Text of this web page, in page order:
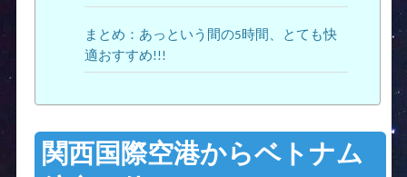
まとめ：あっという間の5時間、とても快
適おすすめ!!!
関西国際空港からベトナム